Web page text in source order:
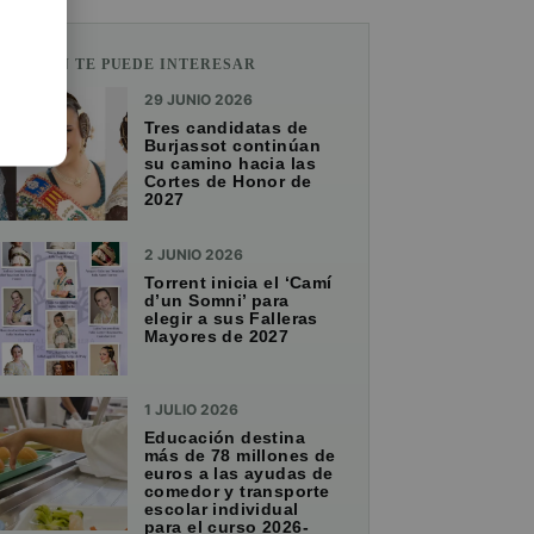
TAMBIÉN TE PUEDE INTERESAR
29 JUNIO 2026
Tres candidatas de
Burjassot continúan
su camino hacia las
Cortes de Honor de
2027
2 JUNIO 2026
Torrent inicia el ‘Camí
d’un Somni’ para
elegir a sus Falleras
Mayores de 2027
1 JULIO 2026
Educación destina
más de 78 millones de
euros a las ayudas de
comedor y transporte
escolar individual
para el curso 2026-